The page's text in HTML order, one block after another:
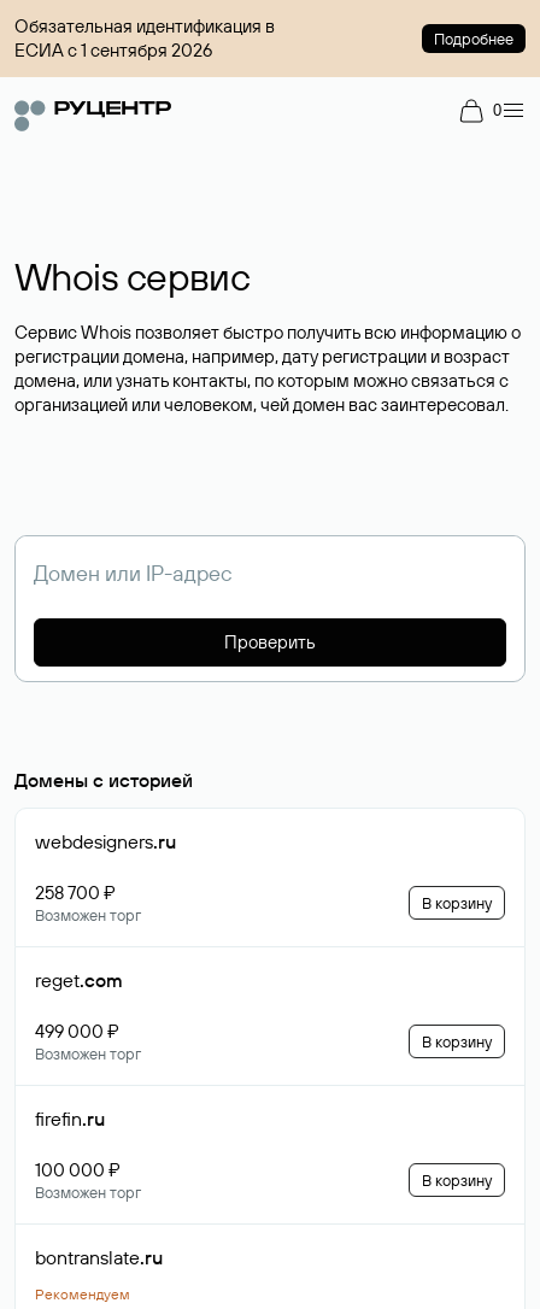
Обязательная идентификация в
ЕСИА с 1 сентября 2026
Подробнее
0
Whois сервис
Сервис Whois позволяет быстро получить всю информацию о
регистрации домена, например, дату регистрации и возраст
домена, или узнать контакты, по которым можно связаться с
организацией или человеком, чей домен вас заинтересовал.
Проверить
Домены с историей
webdesigners.ru
258 700 ₽
Возможен торг
В корзину
reget.com
499 000 ₽
Возможен торг
В корзину
firefin.ru
100 000 ₽
Возможен торг
В корзину
bontranslate.ru
Рекомендуем